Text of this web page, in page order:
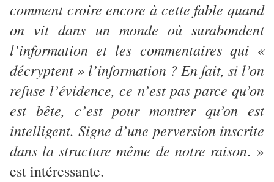
comment croire encore à cette fable quand
on vit dans un monde où surabondent
l’information et les commentaires qui «
décryptent » l’information ? En fait, si l’on
refuse l’évidence, ce n’est pas parce qu’on
est bête, c’est pour montrer qu’on est
intelligent. Signe d’une perversion inscrite
dans la structure même de notre raison. »
est intéressante.